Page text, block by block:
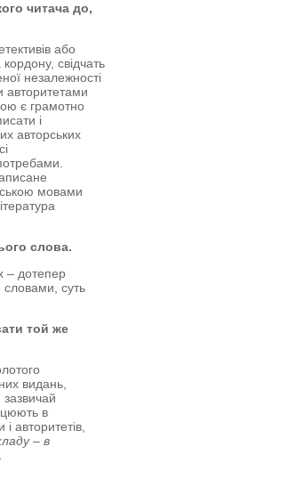
читача до,
або
свідчать
незалежності
авторитетами
є грамотно
і
авторських
мовами
слова.
– дотепер
словами, суть
той же
видань,
в
авторитетів,
– в